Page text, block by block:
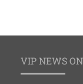
VIP NEWS